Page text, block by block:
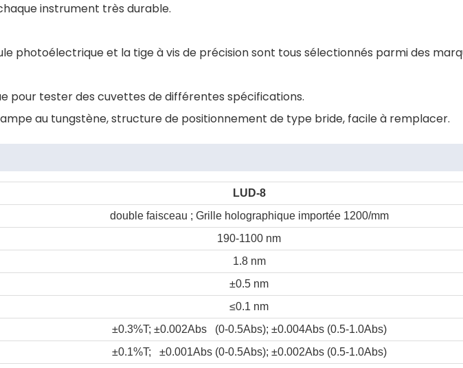
instrument très durable.
photoélectrique et la tige à vis de précision sont tous sélectionnés parmi des
pour tester des cuvettes de différentes spécifications.
au tungstène, structure de positionnement de type bride, facile à remplacer.
LUD-8
double faisceau ; Grille holographique importée 1200/mm
190-1100 nm
1.8 nm
±0.5 nm
≤0.1 nm
±0.3%T; ±0.002Abs (0-0.5Abs); ±0.004Abs (0.5-1.0Abs)
±0.1%T; ±0.001Abs (0-0.5Abs); ±0.002Abs (0.5-1.0Abs)